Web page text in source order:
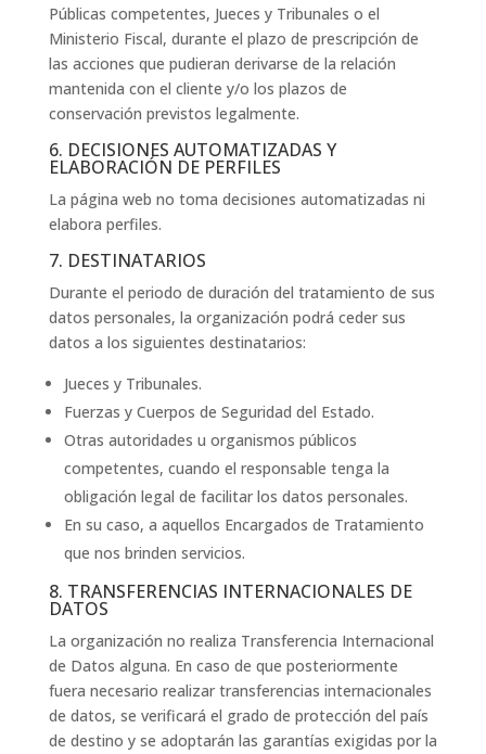
Públicas competentes, Jueces y Tribunales o el
Ministerio Fiscal, durante el plazo de prescripción de
las acciones que pudieran derivarse de la relación
mantenida con el cliente y/o los plazos de
conservación previstos legalmente.
6. DECISIONES AUTOMATIZADAS Y
ELABORACIÓN DE PERFILES
La página web no toma decisiones automatizadas ni
elabora perfiles.
7. DESTINATARIOS
Durante el periodo de duración del tratamiento de sus
datos personales, la organización podrá ceder sus
datos a los siguientes destinatarios:
Jueces y Tribunales.
Fuerzas y Cuerpos de Seguridad del Estado.
Otras autoridades u organismos públicos
competentes, cuando el responsable tenga la
obligación legal de facilitar los datos personales.
En su caso, a aquellos Encargados de Tratamiento
que nos brinden servicios.
8. TRANSFERENCIAS INTERNACIONALES DE
DATOS
La organización no realiza Transferencia Internacional
de Datos alguna. En caso de que posteriormente
fuera necesario realizar transferencias internacionales
de datos, se verificará el grado de protección del país
de destino y se adoptarán las garantías exigidas por la